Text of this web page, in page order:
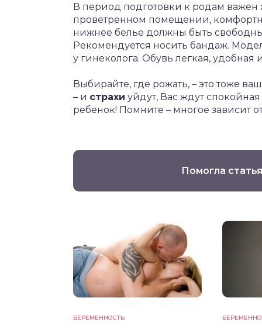
В период подготовки к родам
проветренном помещении,
нижнее белье должны быть
Рекомендуется носить бандаж.
у гинеколога. Обувь легкая, удобная
Выбирайте, где рожать, – это тоже
– и страхи уйдут, Вас ждут спокойная
ребенок! Помните – многое зависит
Помогла
БЕРЕМЕННОСТЬ